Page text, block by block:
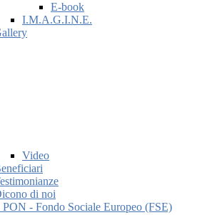
E-book
I.M.A.G.I.N.E.
Video
di noi
PON - Fondo Sociale Europeo (FSE)